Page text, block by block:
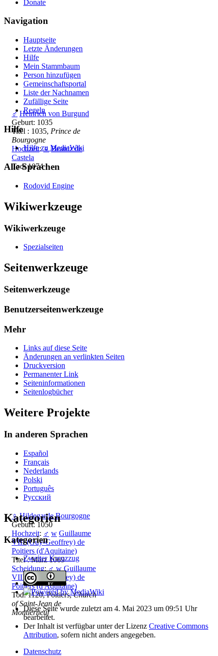
♂ Heinrich von Burgund
Geburt: 1035
Titel : 1035, Prince de
Bourgogne
Hochzeit:♀ Beatriz de
Castela
Tod: 1074
♀ Hildegarde Bourgogne
Geburt: 1050
Hochzeit: ♂ w Guillaume
VIII (Guy-Geoffrey) de
Poitiers (d'Aquitaine)
Titel : März 1069
Scheidung: ♂ w Guillaume
VIII (Guy-Geoffrey) de
Poitiers (d'Aquitaine)
Tod: 1120, Poitiers,Church
of Saint-Jean de
Montierneuf
Donate
Navigation
Hauptseite
Letzte Änderungen
Hilfe
Mein Stammbaum
Person hinzufügen
Gemeinschafts­portal
Liste der Nachnamen
Zufällige Seite
Regeln
Hilfe
Hilfe zu MediaWiki
Alle Sprachen
Rodovid Engine
Wikiwerkzeuge
Wikiwerkzeuge
Spezialseiten
Seitenwerkzeuge
Seitenwerkzeuge
Benutzerseitenwerkzeuge
Mehr
Links auf diese Seite
Änderungen an verlinkten Seiten
Druckversion
Permanenter Link
Seiten­­informationen
Seitenlogbücher
Weitere Projekte
In anderen Sprachen
Español
Français
Nederlands
Polski
Português
Русский
Kategorien
Kategorien
Zweiter Kreuzzug
Diese Seite wurde zuletzt am 4. Mai 2023 um 09:51 Uhr
bearbeitet.
Der Inhalt ist verfügbar unter der Lizenz Creative Commons
Attribution, sofern nicht anders angegeben.
Datenschutz